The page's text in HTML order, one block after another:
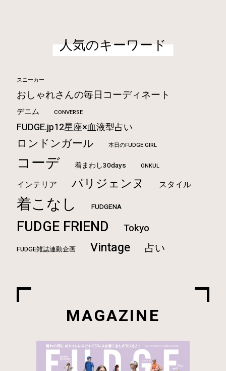
人気のキーワード
スニーカー
おしゃれさんの毎日コーディネート
デニム CONVERSE
FUDGE.jp12星座×血液型占い
ロンドンガール 本日のFUDGE GIRL
コーデ 着まわし30days ONKUL
インテリア パリジェンヌ スタイル
着こなし FUDGENA
FUDGE FRIEND Tokyo
FUDGE雑誌連動企画 Vintage 占い
MAGAZINE